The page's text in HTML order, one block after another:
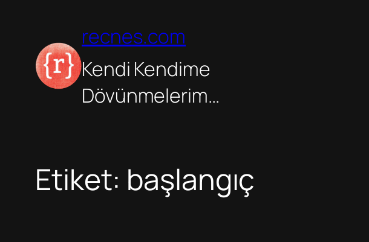
recnes.com
Kendi Kendime
Dövünmelerim…
Etiket: başlangıç